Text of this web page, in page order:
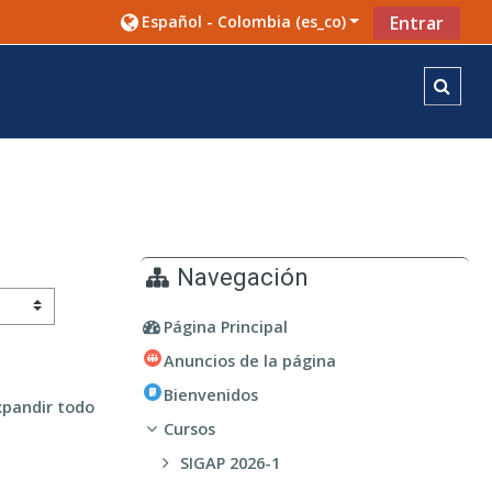
Español - Colombia ‎(es_co)‎ Entrar
todo
Navegación
Página Principal
Anuncios de la página
Bienvenidos
Cursos
SIGAP 2026-1